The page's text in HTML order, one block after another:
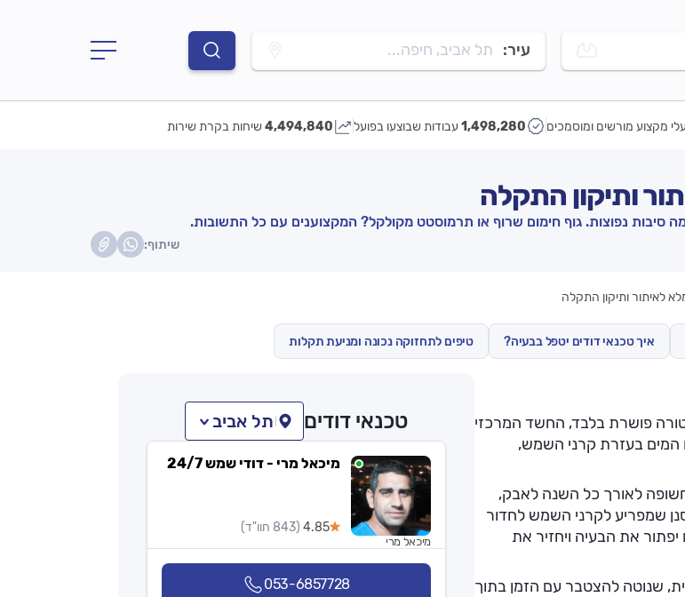
עיר: תל אביב, חיפה...
מקצוע מורשים ומוסמכים 1,498,280 עבודות שבוצעו בפועל 4,494,840 שיחות בקרת שירות
ותיקון התקלה
נפוצות. גוף חימום שרוף או תרמוסטט מקולקל? המקצוענים עם כל התשובות.
שיתוף:
לאיתור ותיקון התקלה
איך טכנאי דודים יטפל בבעיה? טיפים לתחזוקה נכונה ומניעת תקלות
פושרת בלבד, החשד המרכזי
המים בעזרת קרני השמש,
לאורך כל השנה לאבק,
שמפריע לקרני השמש לחדור
את הבעיה ויחזיר את
שנוטה להצטבר עם הזמן בתוך
טכנאי דודים תל אביב
מיכאל מרי - דודי שמש 24/7
4.85 (843 חוו"ד)
מיכאל מרי
053-6857728